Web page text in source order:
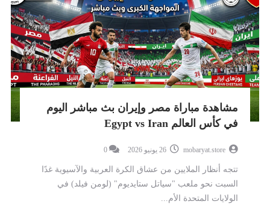
مشاهدة مباراة مصر وإيران بث مباشر اليوم
في كأس العالم Egypt vs Iran
mobaryat.store
0
تتجه أنظار الملايين من عشاق الكرة العربية والآسيوية غدًا
السبت نحو ملعب "سياتل ستايديوم" (لومن فيلد) في
الولايات المتحدة الأم...